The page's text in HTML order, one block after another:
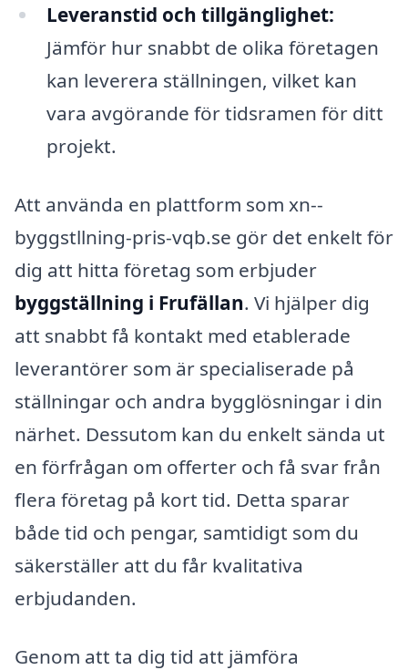
Leveranstid och tillgänglighet:
Jämför hur snabbt de olika företagen
kan leverera ställningen, vilket kan
vara avgörande för tidsramen för ditt
projekt.
Att använda en plattform som xn--
byggstllning-pris-vqb.se gör det enkelt för
dig att hitta företag som erbjuder
byggställning i Frufällan. Vi hjälper dig
att snabbt få kontakt med etablerade
leverantörer som är specialiserade på
ställningar och andra bygglösningar i din
närhet. Dessutom kan du enkelt sända ut
en förfrågan om offerter och få svar från
flera företag på kort tid. Detta sparar
både tid och pengar, samtidigt som du
säkerställer att du får kvalitativa
erbjudanden.
Genom att ta dig tid att jämföra